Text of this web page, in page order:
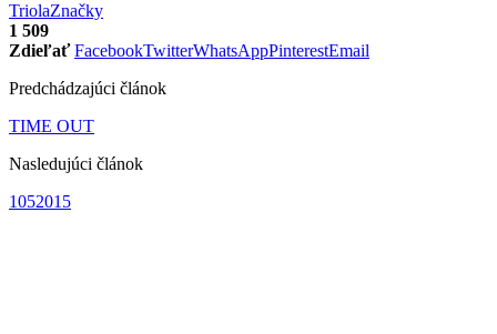
TriolaZnačky
1 509
Zdieľať FacebookTwitterWhatsAppPinterestEmail
Predchádzajúci článok
TIME OUT
Nasledujúci článok
1052015